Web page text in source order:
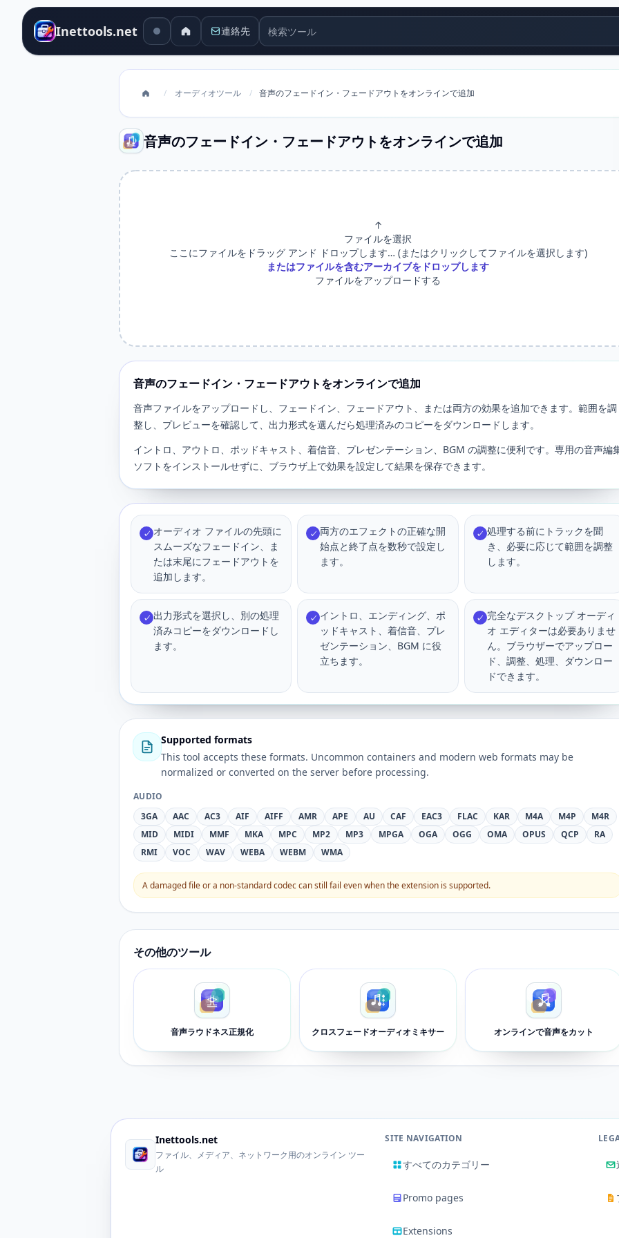
Inettools.net 連絡先 検索ツール
/ オーディオツール / 音声のフェードイン・フェードアウトをオンラインで追加
音声のフェードイン・フェードアウトをオンラインで追加
↑
ファイルを選択
ここにファイルをドラッグ アンド ドロップします… (またはクリックしてファイルを選択します)
またはファイルを含むアーカイブをドロップします
ファイルをアップロードする
音声のフェードイン・フェードアウトをオンラインで追加
音声ファイルをアップロードし、フェードイン、フェードアウト、または両方の効果を追加できます。範囲を調
整し、プレビューを確認して、出力形式を選んだら処理済みのコピーをダウンロードします。
イントロ、アウトロ、ポッドキャスト、着信音、プレゼンテーション、BGM の調整に便利です。専用の音声編
ソフトをインストールせずに、ブラウザ上で効果を設定して結果を保存できます。
✓ オーディオ ファイルの先頭に
スムーズなフェードイン、ま
たは末尾にフェードアウトを
追加します。
✓ 両方のエフェクトの正確な開
始点と終了点を数秒で設定し
ます。
✓ 処理する前にトラックを聞
き、必要に応じて範囲を調整
します。
✓ 出力形式を選択し、別の処理
済みコピーをダウンロードし
ます。
✓ イントロ、エンディング、ポ
ッドキャスト、着信音、プレ
ゼンテーション、BGM に役
立ちます。
✓ 完全なデスクトップ オーディ
オ エディターは必要ありませ
ん。ブラウザーでアップロー
ド、調整、処理、ダウンロー
ドできます。
Supported formats
This tool accepts these formats. Uncommon containers and modern web formats may be
normalized or converted on the server before processing.
AUDIO
3GA
AAC AC3 AIF AIFF AMR APE AU CAF EAC3 FLAC KAR M4A M4P
M4R
MID
MIDI MMF MKA MPC MP2 MP3 MPGA OGA OGG OMA OPUS QCP
RA
RMI
VOC WAV WEBA WEBM WMA
A damaged file or a non-standard codec can still fail even when the extension is supported.
その他のツール
音声ラウドネス正規化 クロスフェードオーディオミキサー オンラインで音声をカット
Inettools.net
ファイル、メディア、ネットワーク用のオンライン ツー
ル
SITE NAVIGATION
すべてのカテゴリー
Promo pages
Extensions